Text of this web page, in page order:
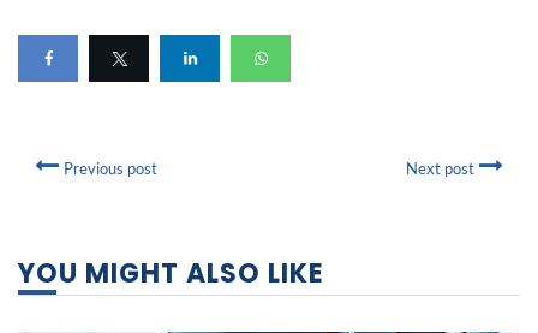
Previous post Next post
YOU MIGHT ALSO LIKE